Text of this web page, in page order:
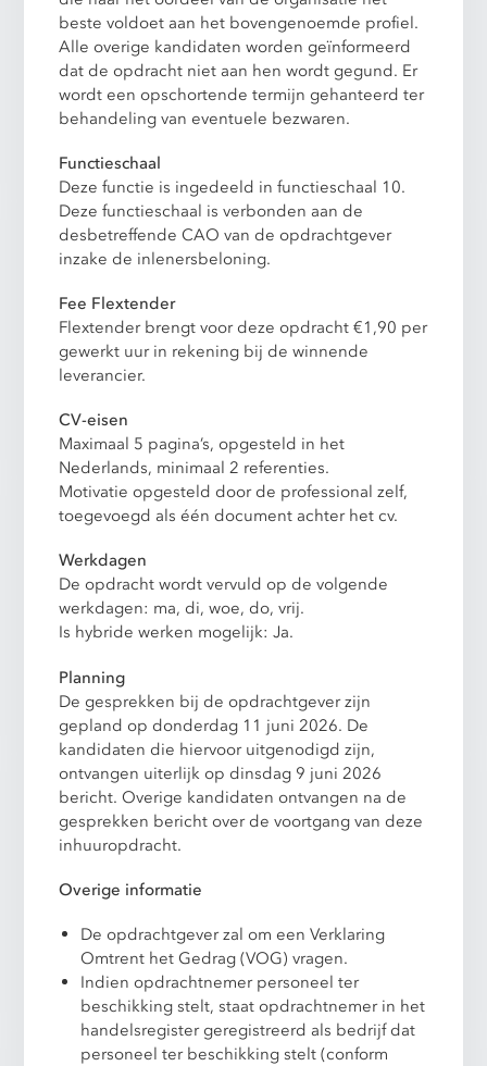
beste voldoet aan het bovengenoemde profiel.
Alle overige kandidaten worden geïnformeerd
dat de opdracht niet aan hen wordt gegund. Er
wordt een opschortende termijn gehanteerd ter
behandeling van eventuele bezwaren.
Functieschaal
Deze functie is ingedeeld in functieschaal 10.
Deze functieschaal is verbonden aan de
desbetreffende CAO van de opdrachtgever
inzake de inlenersbeloning.
Fee Flextender
Flextender brengt voor deze opdracht €1,90 per
gewerkt uur in rekening bij de winnende
leverancier.
CV-eisen
Maximaal 5 pagina’s, opgesteld in het
Nederlands, minimaal 2 referenties.
Motivatie opgesteld door de professional zelf,
toegevoegd als één document achter het cv.
Werkdagen
De opdracht wordt vervuld op de volgende
werkdagen: ma, di, woe, do, vrij.
Is hybride werken mogelijk: Ja.
Planning
De gesprekken bij de opdrachtgever zijn
gepland op donderdag 11 juni 2026. De
kandidaten die hiervoor uitgenodigd zijn,
ontvangen uiterlijk op dinsdag 9 juni 2026
bericht. Overige kandidaten ontvangen na de
gesprekken bericht over de voortgang van deze
inhuuropdracht.
Overige informatie
De opdrachtgever zal om een Verklaring
Omtrent het Gedrag (VOG) vragen.
Indien opdrachtnemer personeel ter
beschikking stelt, staat opdrachtnemer in het
handelsregister geregistreerd als bedrijf dat
personeel ter beschikking stelt (conform